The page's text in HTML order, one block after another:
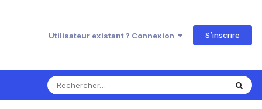
Utilisateur existant ? Connexion S’inscrire